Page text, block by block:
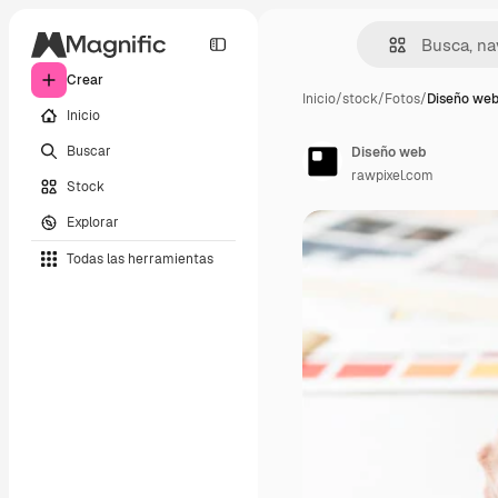
Crear
Inicio
Buscar
Stock
Explorar
Todas las herramientas
Inicio/stock/Fotos/Diseño web
Diseño web
rawpixel.com